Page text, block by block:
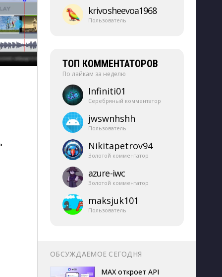
krivosheevoa1968
Пользователь
ТОП КОММЕНТАТОРОВ
По лайкам за неделю
Infiniti01
Серебряный комментатор
jwswnhshh
Пользователь
Nikitapetrov94
Золотой комментатор
azure-​iwc
Золотой комментатор
maksjuk101
Пользователь
ОБСУЖДАЕМОЕ СЕГОДНЯ
MAX откроет API